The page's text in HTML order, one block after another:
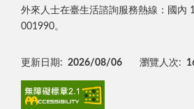
外來人士在臺生活諮詢服務熱線：國內
001990。
更新日期: 2026/08/06 瀏覽人次: